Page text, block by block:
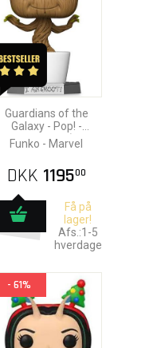
Guardians of the
Galaxy - Pop! -
Dancing Groot (Giant
Sized)
Funko - Marvel
DKK 119500
Få på
lager!
Afs.:1-5
hverdage
- 61%